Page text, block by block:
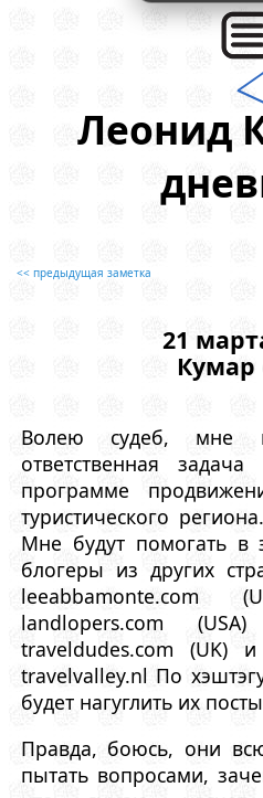
Леонид
<< предыдущая заметка
21
Кумар
Волею судеб, мне
ответственная
программе
туристического
Мне будут помогать в
блогеры из других
landlopers.com
traveldudes.com (UK)
travelvalley.nl По
будет нагуглить их
Правда, боюсь, они
пытать вопросами,